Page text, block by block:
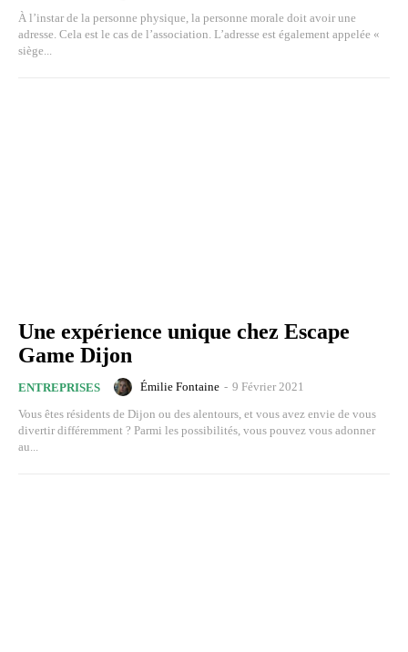
À l’instar de la personne physique, la personne morale doit avoir une
adresse. Cela est le cas de l’association. L’adresse est également appelée «
siège...
Une expérience unique chez Escape
Game Dijon
ENTREPRISES Émilie Fontaine - 9 Février 2021
Vous êtes résidents de Dijon ou des alentours, et vous avez envie de vous
divertir différemment ? Parmi les possibilités, vous pouvez vous adonner
au...